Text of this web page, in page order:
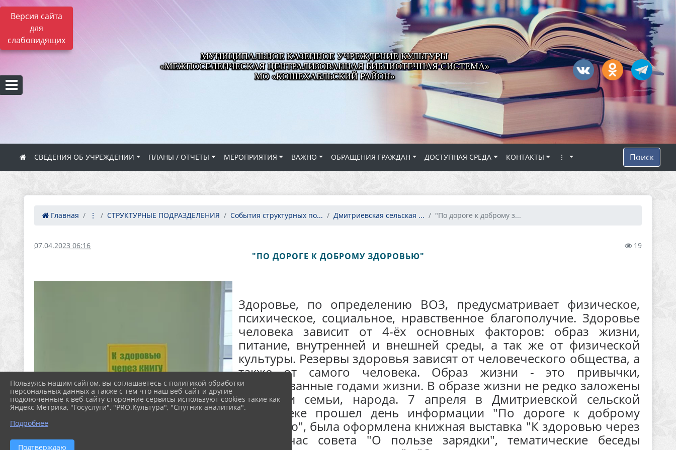
Версия сайта
для
слабовидящих
МУНИЦИПАЛЬНОЕ КАЗЕННОЕ УЧРЕЖДЕНИЕ КУЛЬТУРЫ
«МЕЖПОСЕЛЕНЧЕСКАЯ ЦЕНТРАЛИЗОВАННАЯ БИБЛИОТЕЧНАЯ СИСТЕМА»
МО «КОШЕХАБЛЬСКИЙ РАЙОН»
СВЕДЕНИЯ ОБ УЧРЕЖДЕНИИ ПЛАНЫ / ОТЧЕТЫ МЕРОПРИЯТИЯ ВАЖНО ОБРАЩЕНИЯ ГРАЖДАН ДОСТУПНАЯ СРЕДА КОНТАКТЫ ⋮ Поиск
Главная ⋮ СТРУКТУРНЫЕ ПОДРАЗДЕЛЕНИЯ События структурных по... Дмитриевская сельская ... "По дороге к доброму з...
07.04.2023 06:16 19
"ПО ДОРОГЕ К ДОБРОМУ ЗДОРОВЬЮ"
Здоровье, по определению ВОЗ, предусматривает физическое,
психическое, социальное, нравственное благополучие. Здоровье
человека зависит от 4-ёх основных факторов: образ жизни,
питание, внутренней и внешней среды, а так же от физической
культуры. Резервы здоровья зависят от человеческого общества, а
также от самого человека. Образ жизни - это привычки,
фиксированные годами жизни. В образе жизни не редко заложены
традиции семьи, народа. 7 апреля в Дмитриевской сельской
библиотеке прошел день информации "По дороге к доброму
здоровью", была оформлена книжная выставка "К здоровью через
книгу", час совета "О пользе зарядки", тематические беседы
Пользуясь нашим сайтом, вы соглашаетесь с политикой обработки
персональных данных а также с тем что наш веб-сайт и другие
подключенные к веб-сайту сторонние сервисы используют cookies такие как
Яндекс Метрика, "Госуслуги", "PRO.Культура", "Спутник аналитика".
Подробнее
Подтверждаю